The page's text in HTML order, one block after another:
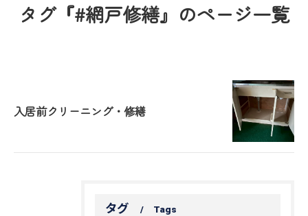
タグ『#網戸修繕』のページ一覧
入居前クリーニング・修繕
タグ Tags